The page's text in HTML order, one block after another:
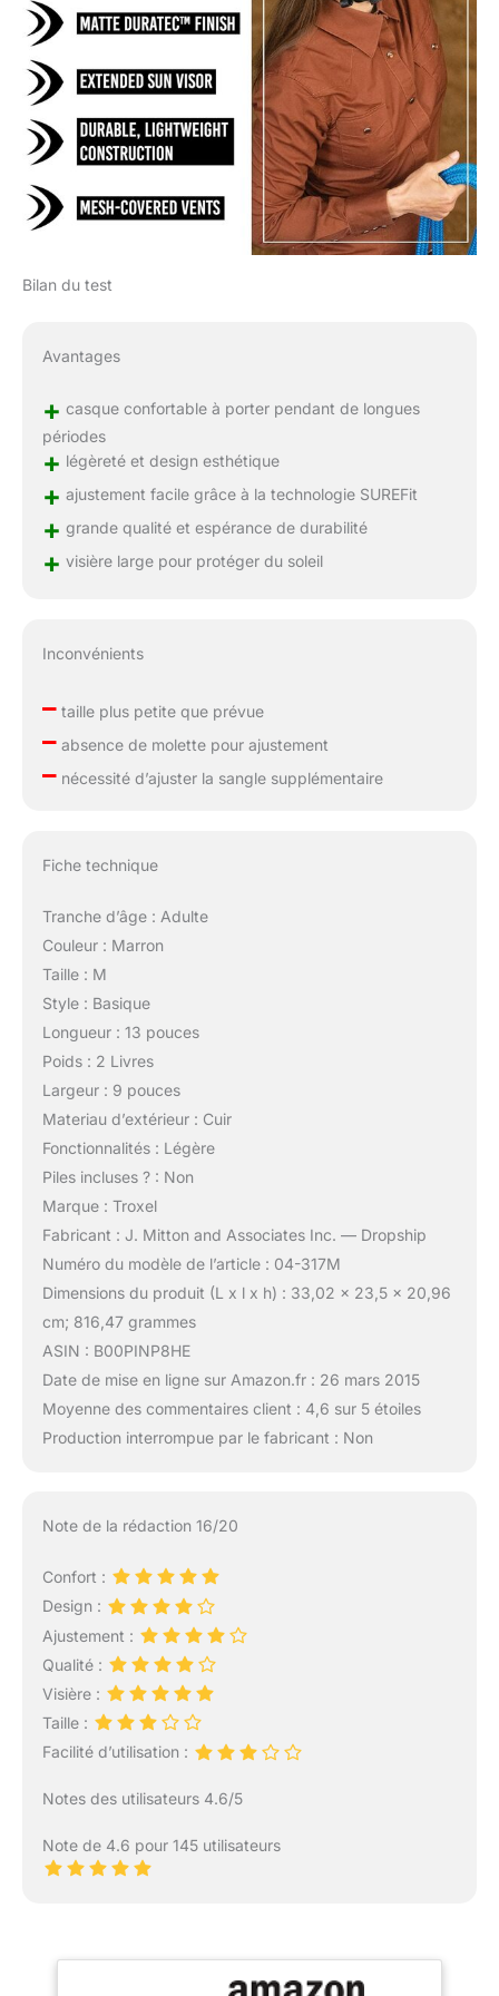
Bilan du test
Avantages
+ casque confortable à porter pendant de longues
périodes
+ légèreté et design esthétique
+ ajustement facile grâce à la technologie SUREFit
+ grande qualité et espérance de durabilité
+ visière large pour protéger du soleil
Inconvénients
–taille plus petite que prévue
–absence de molette pour ajustement
–nécessité d’ajuster la sangle supplémentaire
Fiche technique
Tranche d’âge : Adulte
Couleur : Marron
Taille : M
Style : Basique
Longueur : 13 pouces
Poids : 2 Livres
Largeur : 9 pouces
Materiau d’extérieur : Cuir
Fonctionnalités : Légère
Piles incluses ? : Non
Marque : Troxel
Fabricant : J. Mitton and Associates Inc. — Dropship
Numéro du modèle de l’article : 04-317M
Dimensions du produit (L x l x h) : 33,02 x 23,5 x 20,96
cm; 816,47 grammes
ASIN : B00PINP8HE
Date de mise en ligne sur Amazon.fr : 26 mars 2015
Moyenne des commentaires client : 4,6 sur 5 étoiles
Production interrompue par le fabricant : Non
Note de la rédaction 16/20
Confort :
Design :
Ajustement :
Qualité :
Visière :
Taille :
Facilité d’utilisation :
Notes des utilisateurs 4.6/5
Note de 4.6 pour 145 utilisateurs